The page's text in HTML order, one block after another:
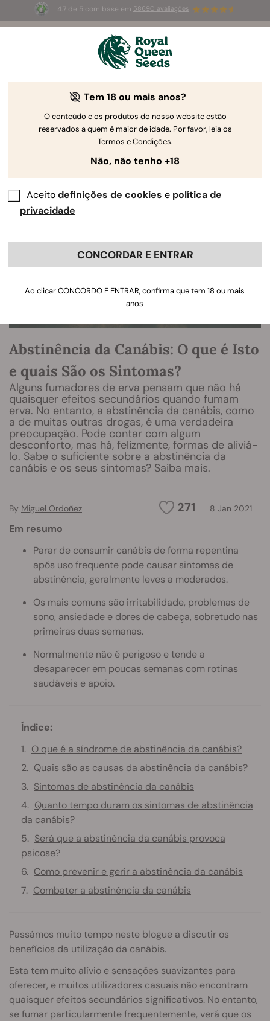
4.7 de 5 com base em 58690 avaliações
Summer Sales: até 50%
de desconto! ⏤
The RQS Blog
Blogues sobre o estilo de vida canábis
Abstinência da Canábis: O que é Isto
e quais São os Sintomas?
Alguns fumadores de erva pensam que não há
quaisquer efeitos secundários quando fumam
erva. No entanto, a abstinência da canábis, como
a de muitas outras drogas, é uma verdadeira
preocupação. Pode contar com algum
desconforto, mas há, felizmente, formas de aliviá-
lo. Sabe o suficiente sobre a abstinência da
canábis e os seus sintomas? Saiba mais.
271 8 Jan 2021
By Miguel Ordoñez
Em resumo
Parar de consumir canábis de forma repentina
após uso frequente pode causar sintomas de
abstinência, geralmente leves a moderados.
Os mais comuns são irritabilidade, problemas de
sono, ansiedade e dores de cabeça, sobretudo nas
primeiras duas semanas.
Normalmente não é perigoso e tende a
desaparecer em poucas semanas com rotinas
saudáveis e apoio.
Índice:
O que é a síndrome de abstinência da canábis?
Quais são as causas da abstinência da canábis?
Sintomas de abstinência da canábis
Quanto tempo duram os sintomas de abstinência
da canábis?
Será que a abstinência da canábis provoca
psicose?
Como prevenir e gerir a abstinência da canábis
Combater a abstinência da canábis
Passámos muito tempo neste blogue a discutir os
benefícios da utilização da canábis.
Esta tem muito alívio e sensações suavizantes para
oferecer, e muitos utilizadores casuais não encontram
quaisquer efeitos secundários significativos. No entanto,
se fumar particularmente frequentemente, verá que os
Tem 18 ou mais anos?
O conteúdo e os produtos do nosso website estão
reservados a quem é maior de idade. Por favor, leia os
Termos e Condições.
Não, não tenho +18
Aceitodefinições de cookies e política de
privacidade
CONCORDAR E ENTRAR
Ao clicar CONCORDO E ENTRAR, confirma que tem 18 ou mais
anos